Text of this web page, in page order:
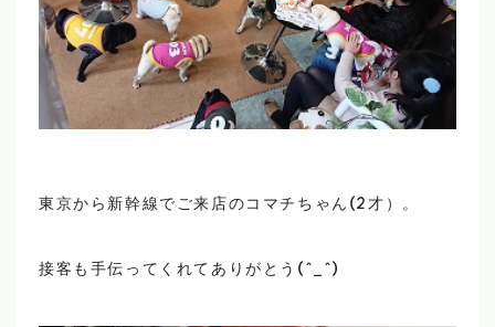
東京から新幹線でご来店のコマチちゃん(2才）。
接客も手伝ってくれてありがとう(^_^)